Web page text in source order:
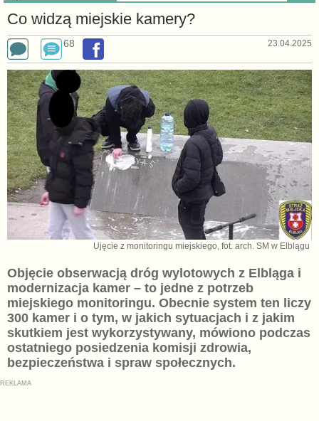
Co widzą miejskie kamery?
68 23.04.2025
Ujęcie z monitoringu miejskiego, fot. arch. SM w Elblągu
Objęcie obserwacją dróg wylotowych z Elbląga i
modernizacja kamer – to jedne z potrzeb
miejskiego monitoringu. Obecnie system ten liczy
300 kamer i o tym, w jakich sytuacjach i z jakim
skutkiem jest wykorzystywany, mówiono podczas
ostatniego posiedzenia komisji zdrowia,
bezpieczeństwa i spraw społecznych.